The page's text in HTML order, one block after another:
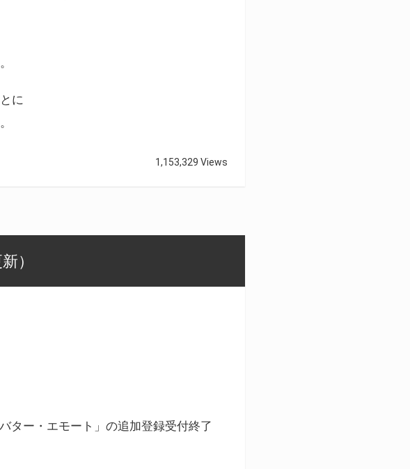
に
1,153,329 Views
）
ター・エモート」の追加登録受付終了